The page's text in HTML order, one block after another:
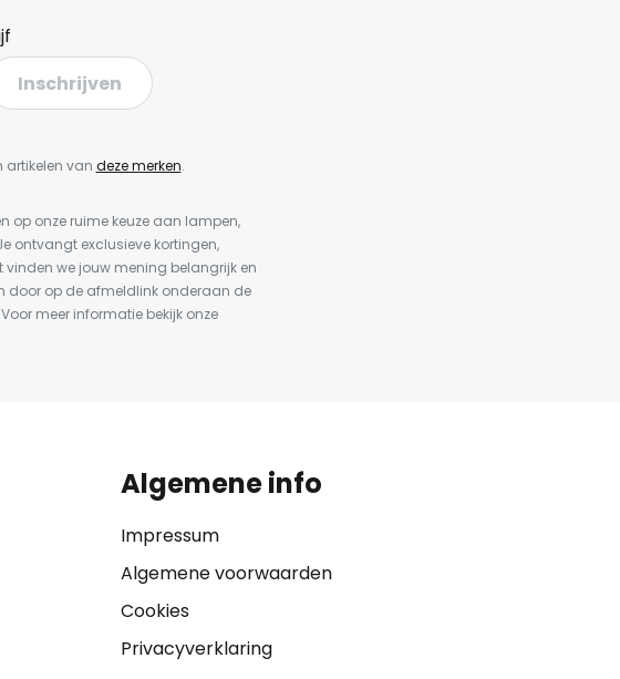
Inschrijven
artikelen van deze merken.
op onze ruime keuze aan lampen,
ontvangt exclusieve kortingen,
we jouw mening belangrijk en
door op de afmeldlink onderaan de
meer informatie bekijk onze
Algemene info
Impressum
Algemene voorwaarden
Cookies
Privacyverklaring